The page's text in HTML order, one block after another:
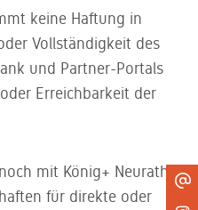
keine Haftung in
Vollständigkeit des
und Partner-Portals
Erreichbarkeit der
mit König+ Neurath
für direkte oder